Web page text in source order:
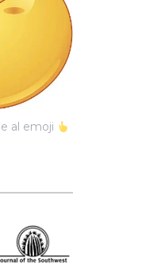
al emoji